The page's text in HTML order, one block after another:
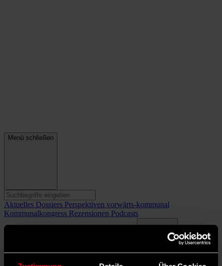
Menü schließen
Aktuelles Dossiers Perspektiven vorwärts-kommunal
Kommunalkongress Rezensionen Podcasts